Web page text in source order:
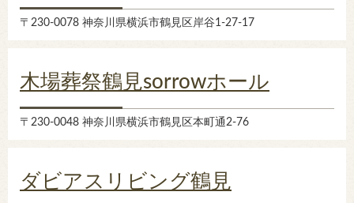
〒230-0078 神奈川県横浜市鶴見区岸谷1-27-17
木場葬祭鶴見sorrowホール
〒230-0048 神奈川県横浜市鶴見区本町通2-76
ダビアスリビング鶴見